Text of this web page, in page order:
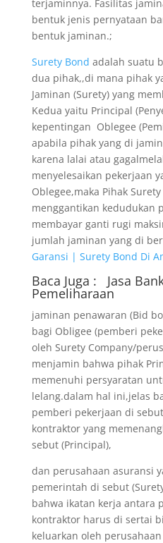
terjaminnya. Fasilitas
bentuk jenis pernyataan
bentuk jaminan.;
Surety Bond adalah suatu
dua pihak,,di mana pihak
Jaminan (Surety) yang
Kedua yaitu Principal
kepentingan Oblegee
apabila pihak yang di
karena lalai atau
menyelesaikan pekerjaan
Oblegee,maka Pihak
menggantikan kedudukan
membayar ganti rugi
jumlah jaminan yang di
Garansi | Surety Bond Di
Baca Juga : Jasa
Pemeliharaan
jaminan penawaran (Bid
bagi Obligee (pemberi
oleh Surety Company/
menjamin bahwa pihak
memenuhi persyaratan
lelang.dalam hal ini,jelas
pemberi pekerjaan di
kontraktor yang
sebut (Principal),
dan perusahaan asuransi
pemerintah di sebut
bahwa ikatan kerja antara
kontraktor harus di sertai
keluarkan oleh